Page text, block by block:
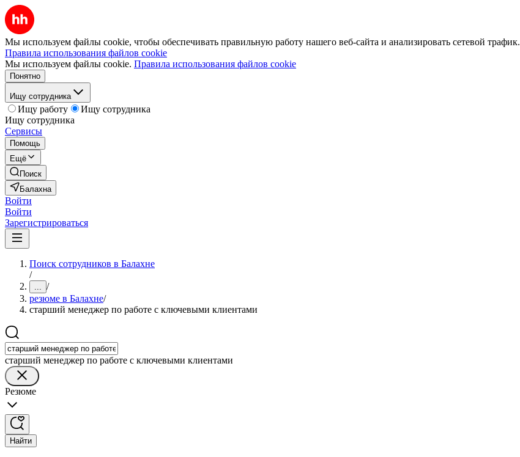
Мы используем файлы cookie, чтобы обеспечивать правильную работу нашего веб-сайта и анализировать сетевой трафик.
Правила использования файлов cookie
Мы используем файлы cookie. Правила использования файлов cookie
Понятно
Ищу сотрудника
Ищу работу
Ищу сотрудника
Ищу сотрудника
Сервисы
Помощь
Ещё
Поиск
Балахна
Войти
Войти
Зарегистрироваться
Поиск сотрудников в Балахне
/
... /
резюме в Балахне/
старший менеджер по работе с ключевыми клиентами
старший менеджер по работе с ключевыми клиентами
Резюме
Найти